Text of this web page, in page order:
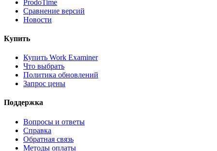
ProdoTime
Сравнение версий
Новости
Купить
Купить Work Examiner
Что выбрать
Политика обновлений
Запрос цены
Поддержка
Вопросы и ответы
Справка
Обратная связь
Методы оплаты